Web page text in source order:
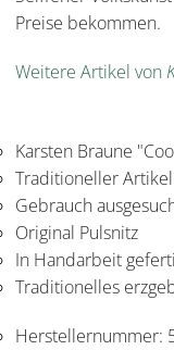
Preise bekommen.
Weitere Artikel von
Karsten Braune
Traditioneller Artikel
Gebrauch
Original Pulsnitz
In Handarbeit
Traditionelles
Herstellernummer: